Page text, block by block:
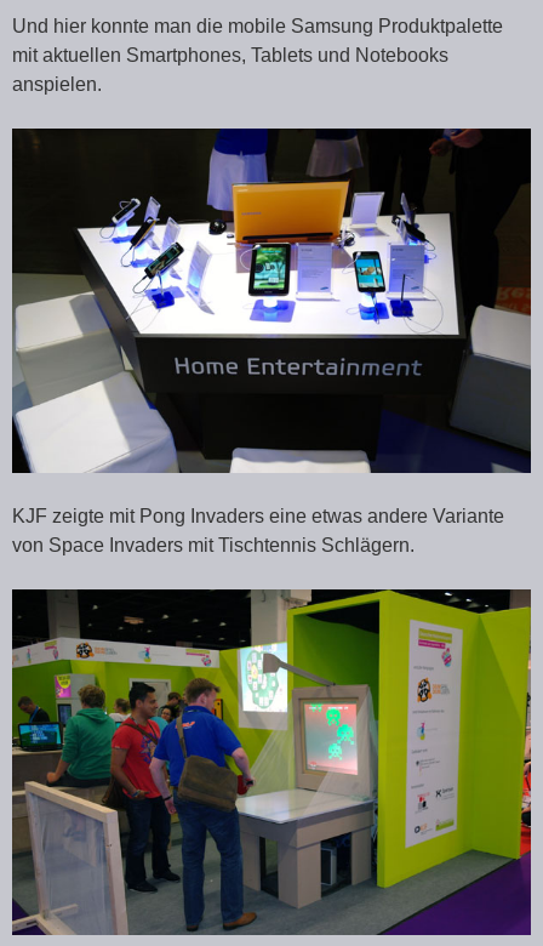
Und hier konnte man die mobile Samsung Produktpalette
mit aktuellen Smartphones, Tablets und Notebooks
anspielen.
KJF zeigte mit Pong Invaders eine etwas andere Variante
von Space Invaders mit Tischtennis Schlägern.